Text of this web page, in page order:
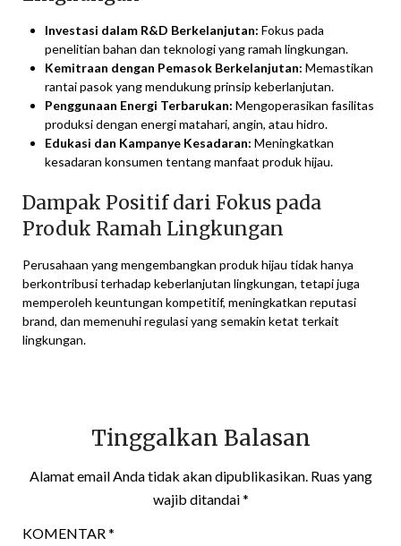
Investasi dalam R&D Berkelanjutan: Fokus pada
penelitian bahan dan teknologi yang ramah lingkungan.
Kemitraan dengan Pemasok Berkelanjutan: Memastikan
rantai pasok yang mendukung prinsip keberlanjutan.
Penggunaan Energi Terbarukan: Mengoperasikan fasilitas
produksi dengan energi matahari, angin, atau hidro.
Edukasi dan Kampanye Kesadaran: Meningkatkan
kesadaran konsumen tentang manfaat produk hijau.
Dampak Positif dari Fokus pada
Produk Ramah Lingkungan
Perusahaan yang mengembangkan produk hijau tidak hanya
berkontribusi terhadap keberlanjutan lingkungan, tetapi juga
memperoleh keuntungan kompetitif, meningkatkan reputasi
brand, dan memenuhi regulasi yang semakin ketat terkait
lingkungan.
Tinggalkan Balasan
Alamat email Anda tidak akan dipublikasikan. Ruas yang
wajib ditandai*
KOMENTAR*